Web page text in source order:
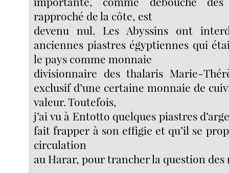
rapproché de la côte, est
devenu nul. Les Abyssins ont
anciennes piastres égyptiennes qui
le pays comme monnaie
divisionnaire des thalaris Marie-
exclusif d’une certaine monnaie de
valeur. Toutefois,
j’ai vu à Entotto quelques piastres
fait frapper à son effigie et qu’il se
circulation
au Harar, pour trancher la question des